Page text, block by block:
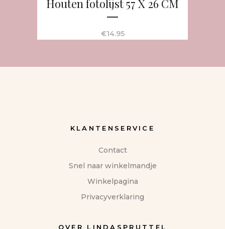
Houten fotolijst 57 X 26 CM
€14.95
KLANTENSERVICE
Contact
Snel naar winkelmandje
Winkelpagina
Privacyverklaring
OVER LINDASPRUTTEL